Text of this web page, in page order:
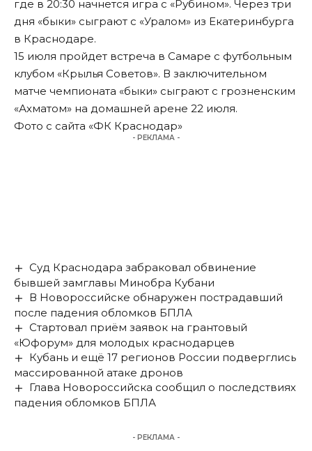
где в 20:30 начнется игра с «Рубином». Через три
дня «быки» сыграют с «Уралом» из Екатеринбурга
в Краснодаре.
15 июля пройдет встреча в Самаре с футбольным
клубом «Крылья Советов». В заключительном
матче чемпионата «быки» сыграют с грозненским
«Ахматом» на домашней арене 22 июля.
Фото с сайта «ФК Краснодар»
- РЕКЛАМА -
Суд Краснодара забраковал обвинение
бывшей замглавы Минобра Кубани
В Новороссийске обнаружен пострадавший
после падения обломков БПЛА
Стартовал приём заявок на грантовый
«Юфорум» для молодых краснодарцев
Кубань и ещё 17 регионов России подверглись
массированной атаке дронов
Глава Новороссийска сообщил о последствиях
падения обломков БПЛА
- РЕКЛАМА -